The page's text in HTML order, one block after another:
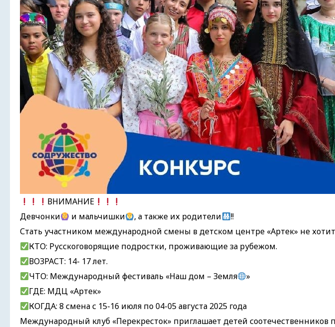
ВНИМАНИЕ
Девчонки
и мальчишки , а также их родители
!!
Стать участником международной смены в детском центре «Артек» не
КТО: Русскоговорящие подростки, проживающие за рубежом.
ВОЗРАСТ: 14- 17 лет.
ЧТО: Международный фестиваль «Наш дом – Земля
»
ГДЕ: МДЦ «Артек»
КОГДА: 8 смена с 15-16 июля по 04-05 августа 2025 года
Международный клуб «Перекресток» приглашает детей соотечественников